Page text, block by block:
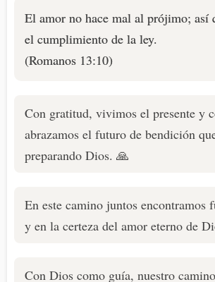
El amor no hace mal al prójimo; así
el cumplimiento de la ley.
(Romanos 13:10)
Con gratitud, vivimos el presente y
abrazamos el futuro de bendición
preparando Dios. 🙏
En este camino juntos encontramos
y en la certeza del amor eterno de
Con Dios como guía, nuestro